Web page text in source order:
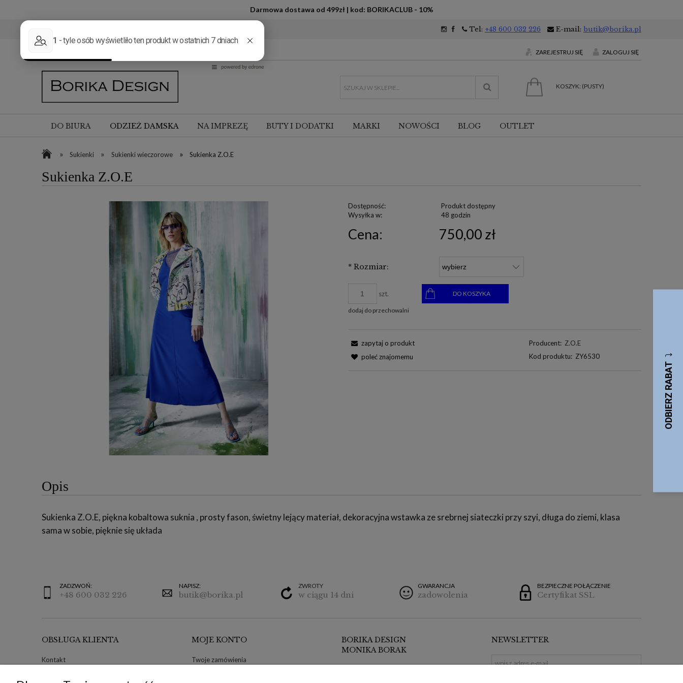
Darmowa dostawa od 499zł | kod: BORIKACLUB - 10%
Tel: +48 600 032 226 E-mail: butik@borika.pl
ZAREJESTRUJ SIĘ ZALOGUJ SIĘ
KOSZYK: (PUSTY)
DO BIURA ODZIEŻ DAMSKA NA IMPREZĘ BUTY I DODATKI MARKI NOWOŚCI BLOG OUTLET
» Sukienki » Sukienki wieczorowe » Sukienka Z.O.E
Sukienka Z.O.E
Dostępność:
Produkt dostępny
Wysyłka w:
48 godzin
Cena: 750,00 zł
* Rozmiar:
szt. DO KOSZYKA
dodaj do przechowalni
Producent: Z.O.E
Kod produktu: ZY6530
zapytaj o produkt
poleć znajomemu
Opis
Sukienka Z.O.E, piękna kobaltowa suknia , prosty fason, świetny lejący materiał, dekoracyjna wstawka ze srebrnej siateczki przy szyi, długa do ziemi, klasa
sama w sobie, pięknie się układa
ZADZWOŃ:
+48 600 032 226
NAPISZ:
butik@borika.pl
ZWROTY
w ciągu 14 dni
GWARANCJA
zadowolenia
BEZPIECZNE POŁĄCZENIE
Certyfikat SSL
OBSŁUGA KLIENTA
Kontakt
MOJE KONTO
Twoje zamówienia
BORIKA DESIGN
MONIKA BORAK
NEWSLETTER